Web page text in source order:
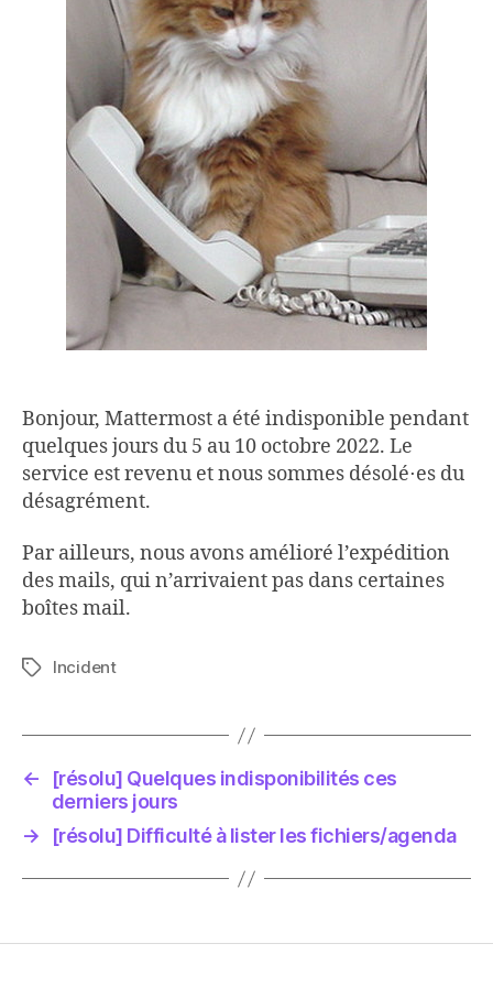
Bonjour, Mattermost a été indisponible pendant
quelques jours du 5 au 10 octobre 2022. Le
service est revenu et nous sommes désolé⋅es du
désagrément.
Par ailleurs, nous avons amélioré l’expédition
des mails, qui n’arrivaient pas dans certaines
boîtes mail.
Étiquettes
Incident
←
[résolu] Quelques indisponibilités ces
derniers jours
→
[résolu] Difficulté à lister les fichiers/agenda